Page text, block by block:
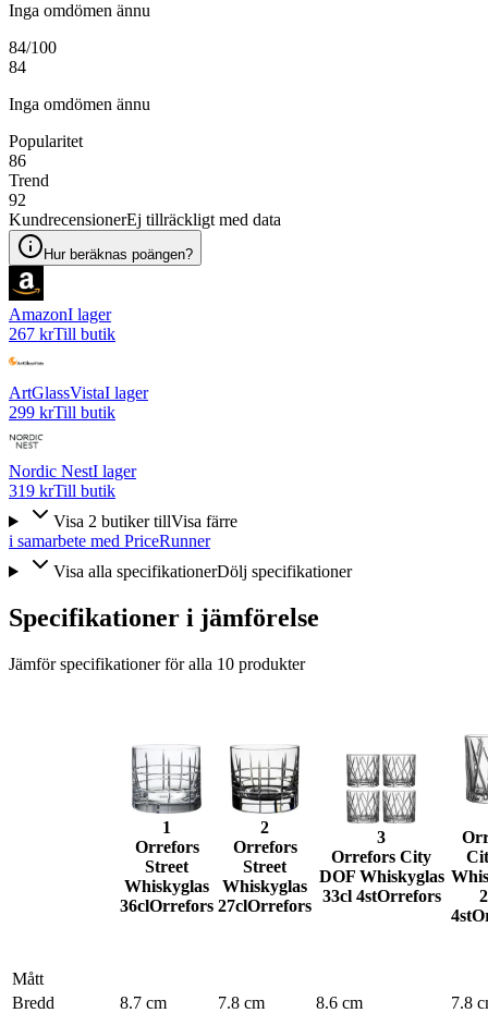
Inga omdömen ännu
84/100
84
Inga omdömen ännu
Popularitet
86
Trend
92
KundrecensionerEj tillräckligt med data
Hur beräknas poängen?
AmazonI lager
267 krTill butik
ArtGlassVistaI lager
299 krTill butik
Nordic NestI lager
319 krTill butik
Visa 2 butiker tillVisa färre
i samarbete med PriceRunner
Visa alla specifikationerDölj specifikationer
Specifikationer i jämförelse
Jämför specifikationer för alla 10 produkter
1
Orrefors
Street
Whiskyglas
36clOrrefors
2
Orrefors
Street
Whiskyglas
27clOrrefors
3
Orrefors City
DOF Whiskyglas
33cl 4stOrrefors
4st
Mått
Bredd
8.7 cm 7.8 cm 8.6 cm
7.8